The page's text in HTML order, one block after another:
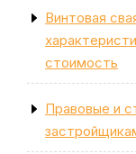
Винтовая
стоимость
Правовые и